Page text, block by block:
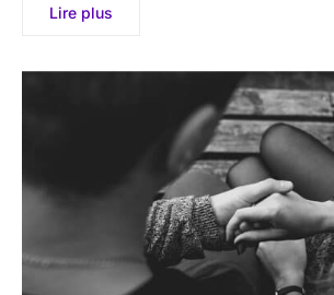
Lire plus